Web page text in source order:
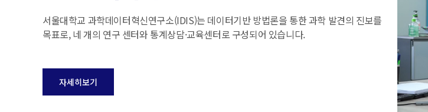
서울대학교 과학데이터혁신연구소(IDIS)는 데이터기반 방법론을 통한 과학 발견의 진보를
목표로, 네 개의 연구 센터와 통계상담·교육센터로 구성되어 있습니다.
자세히보기